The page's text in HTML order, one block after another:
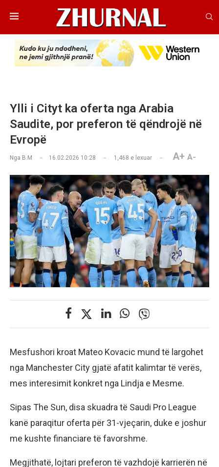
Ylli i Cityt ka oferta nga Arabia
Saudite, por preferon të qëndrojë në
Evropë
Nga B.M 16.02.2026 10:28 1,468 e lexuar A+ A-
Mesfushori kroat Mateo Kovacic mund të largohet
nga Manchester City gjatë afatit kalimtar të verës,
mes interesimit konkret nga Lindja e Mesme.
Sipas The Sun, disa skuadra të Saudi Pro League
kanë paraqitur oferta për 31-vjeçarin, duke e joshur
me kushte financiare të favorshme.
Megjithatë, lojtari preferon të vazhdojë karrierën në